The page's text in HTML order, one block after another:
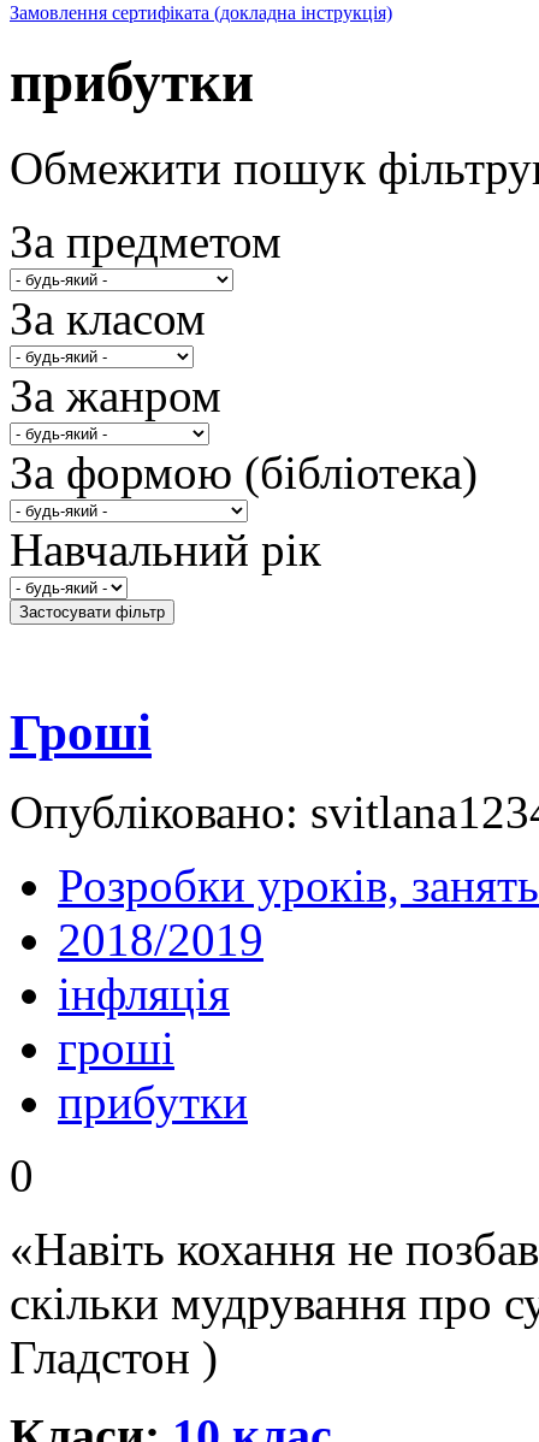
Замовлення сертифіката (докладна інструкція)
прибутки
Обмежити пошук
За предметом
За класом
За жанром
За формою (бібліотека)
Навчальний рік
Гроші
Опубліковано:
Розробки уроків, занять
2018/2019
інфляція
гроші
прибутки
0
«Навіть кохання не
скільки мудрування про
Гладстон )